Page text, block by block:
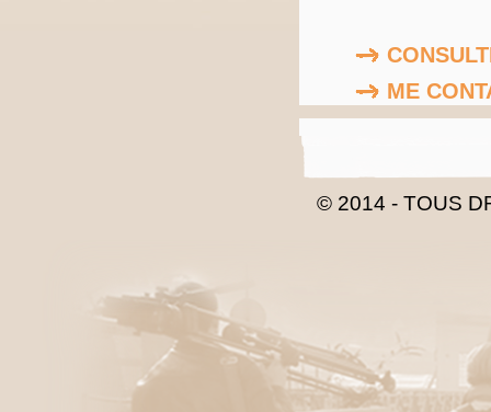
ME
© 2014 - TOUS